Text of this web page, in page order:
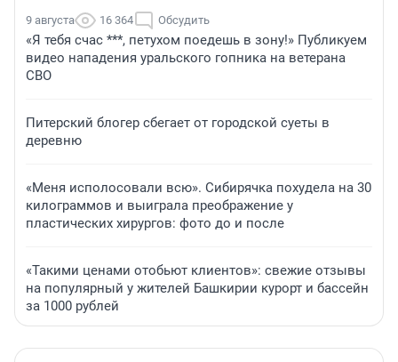
9 августа 16 364 Обсудить
«Я тебя счас ***, петухом поедешь в зону!» Публикуем
видео нападения уральского гопника на ветерана
СВО
Питерский блогер сбегает от городской суеты в
деревню
«Меня исполосовали всю». Сибирячка похудела на 30
килограммов и выиграла преображение у
пластических хирургов: фото до и после
«Такими ценами отобьют клиентов»: свежие отзывы
на популярный у жителей Башкирии курорт и бассейн
за 1000 рублей